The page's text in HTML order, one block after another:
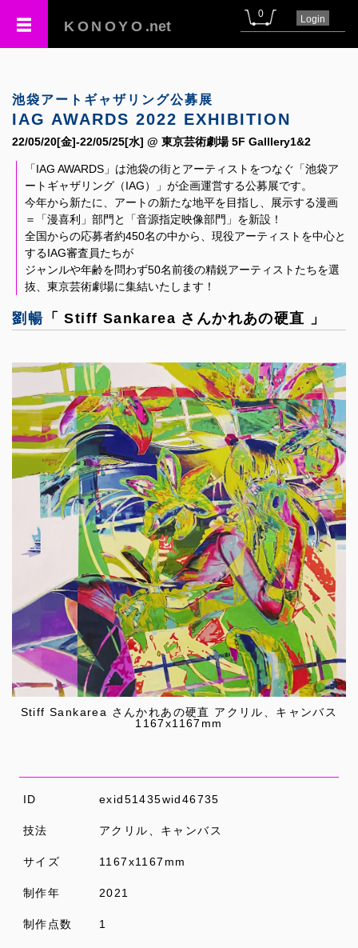
KONOYO .net
0 Login
池袋アートギャザリング公募展
IAG AWARDS 2022 EXHIBITION
22/05/20[金]-22/05/25[水] @ 東京芸術劇場 5F Galllery1&2
「IAG AWARDS」は池袋の街とアーティストをつなぐ「池袋ア
ートギャザリング（IAG）」が企画運営する公募展です。
今年から新たに、アートの新たな地平を目指し、展示する漫画
＝「漫喜利」部門と「音源指定映像部門」を新設！
全国からの応募者約450名の中から、現役アーティストを中心と
するIAG審査員たちが
ジャンルや年齢を問わず50名前後の精鋭アーティストたちを選
抜、東京芸術劇場に集結いたします！
劉暢 「 Stiff Sankarea さんかれあの硬直 」
Stiff Sankarea さんかれあの硬直 アクリル、キャンバス
1167x1167mm
ID exid51435wid46735
技法 アクリル、キャンバス
サイズ 1167x1167mm
制作年 2021
制作点数 1